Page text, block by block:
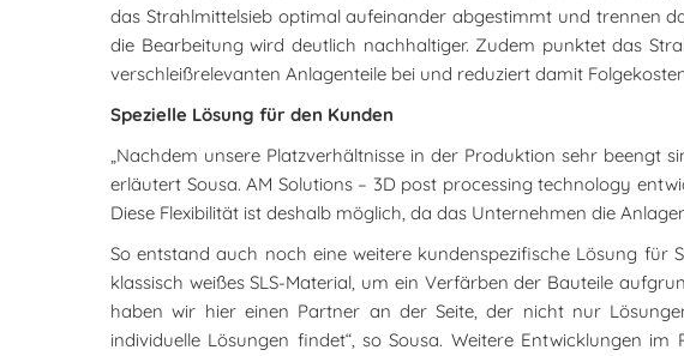
das Strahlmittelsieb optimal aufeinander abgestimmt und trennen
die Bearbeitung wird deutlich nachhaltiger. Zudem punktet das
verschleißrelevanten Anlagenteile bei und reduziert damit
Spezielle Lösung für den Kunden
„Nachdem unsere Platzverhältnisse in der Produktion sehr beengt
erläutert Sousa. AM Solutions – 3D post processing technology
Diese Flexibilität ist deshalb möglich, da das Unternehmen die
So entstand auch noch eine weitere kundenspezifische Lösung für
klassisch weißes SLS-Material, um ein Verfärben der Bauteile
haben wir hier einen Partner an der Seite, der nicht nur
individuelle Lösungen findet“, so Sousa. Weitere Entwicklungen